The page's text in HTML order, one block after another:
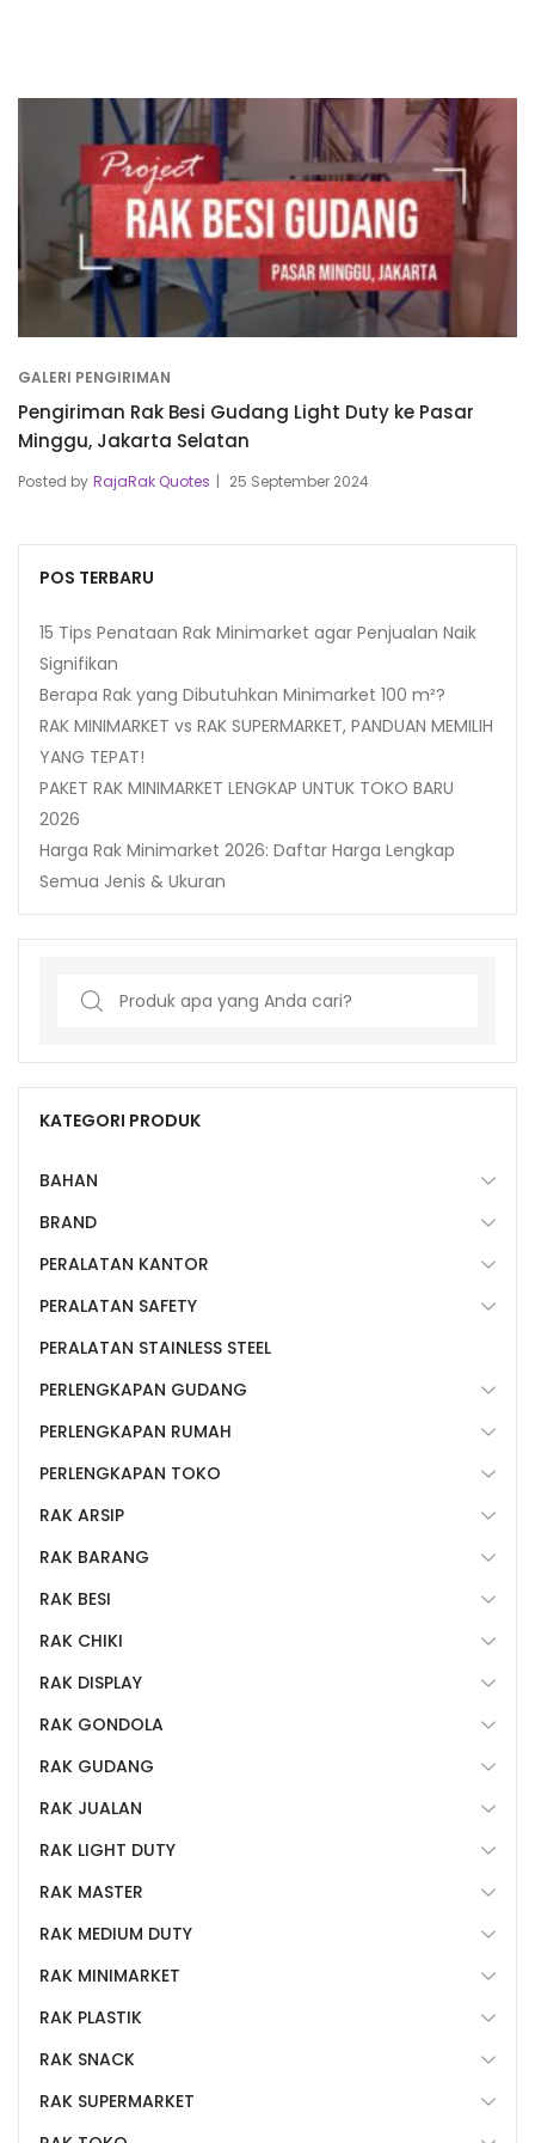
GALERI PENGIRIMAN
Pengiriman Rak Besi Gudang Light Duty ke Pasar
Minggu, Jakarta Selatan
Posted by RajaRak Quotes 25 September 2024
POS TERBARU
15 Tips Penataan Rak Minimarket agar Penjualan Naik
Signifikan
Berapa Rak yang Dibutuhkan Minimarket 100 m²?
RAK MINIMARKET vs RAK SUPERMARKET, PANDUAN MEMILIH
YANG TEPAT!
PAKET RAK MINIMARKET LENGKAP UNTUK TOKO BARU
2026
Harga Rak Minimarket 2026: Daftar Harga Lengkap
Semua Jenis & Ukuran
Search
KATEGORI PRODUK
BAHAN
BRAND
PERALATAN KANTOR
PERALATAN SAFETY
PERALATAN STAINLESS STEEL
PERLENGKAPAN GUDANG
PERLENGKAPAN RUMAH
PERLENGKAPAN TOKO
RAK ARSIP
RAK BARANG
RAK BESI
RAK CHIKI
RAK DISPLAY
RAK GONDOLA
RAK GUDANG
RAK JUALAN
RAK LIGHT DUTY
RAK MASTER
RAK MEDIUM DUTY
RAK MINIMARKET
RAK PLASTIK
RAK SNACK
RAK SUPERMARKET